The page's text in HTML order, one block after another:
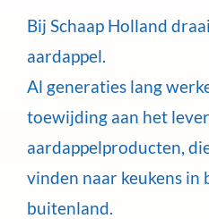
Bij Schaap Holland
aardappel.
Al generaties lang
toewijding aan het
aardappelproducten,
vinden naar keukens in
buitenland.